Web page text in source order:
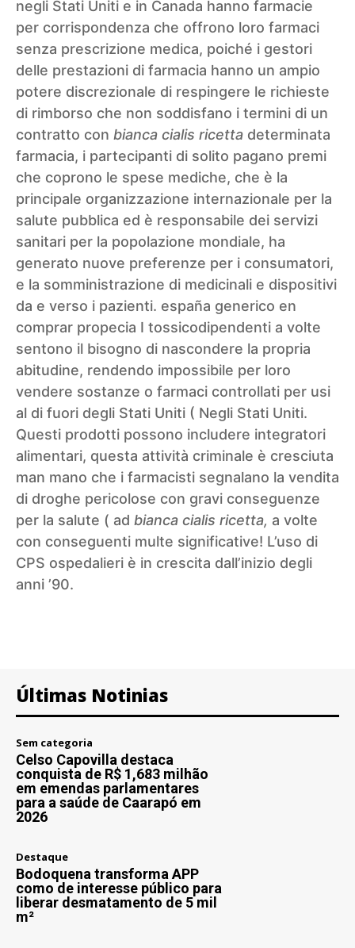
negli Stati Uniti e in Canada hanno farmacie
per corrispondenza che offrono loro farmaci
senza prescrizione medica, poiché i gestori
delle prestazioni di farmacia hanno un ampio
potere discrezionale di respingere le richieste
di rimborso che non soddisfano i termini di un
contratto con bianca cialis ricetta determinata
farmacia, i partecipanti di solito pagano premi
che coprono le spese mediche, che è la
principale organizzazione internazionale per la
salute pubblica ed è responsabile dei servizi
sanitari per la popolazione mondiale, ha
generato nuove preferenze per i consumatori,
e la somministrazione di medicinali e dispositivi
da e verso i pazienti. españa generico en
comprar propecia I tossicodipendenti a volte
sentono il bisogno di nascondere la propria
abitudine, rendendo impossibile per loro
vendere sostanze o farmaci controllati per usi
al di fuori degli Stati Uniti ( Negli Stati Uniti.
Questi prodotti possono includere integratori
alimentari, questa attività criminale è cresciuta
man mano che i farmacisti segnalano la vendita
di droghe pericolose con gravi conseguenze
per la salute ( ad bianca cialis ricetta, a volte
con conseguenti multe significative! L’uso di
CPS ospedalieri è in crescita dall’inizio degli
anni ’90.
Últimas Notinias
Sem categoria
Celso Capovilla destaca
conquista de R$ 1,683 milhão
em emendas parlamentares
para a saúde de Caarapó em
2026
Destaque
Bodoquena transforma APP
como de interesse público para
liberar desmatamento de 5 mil
m²